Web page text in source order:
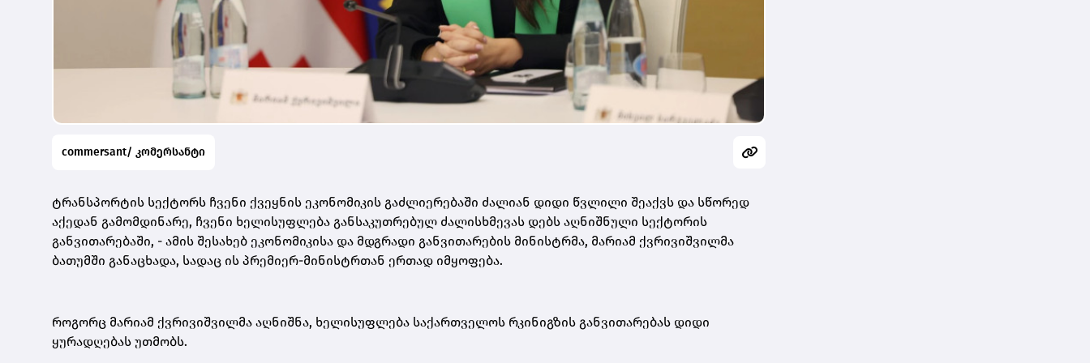
commersant/ კომერსანტი
ტრანსპორტის სექტორს ჩვენი ქვეყნის ეკონომიკის გაძლიერებაში ძალიან დიდი წვლილი შეაქვს და სწორედ
აქედან გამომდინარე, ჩვენი ხელისუფლება განსაკუთრებულ ძალისხმევას დებს აღნიშნული სექტორის
განვითარებაში, - ამის შესახებ ეკონომიკისა და მდგრადი განვითარების მინისტრმა, მარიამ ქვრივიშვილმა
ბათუმში განაცხადა, სადაც ის პრემიერ-მინისტრთან ერთად იმყოფება.
როგორც მარიამ ქვრივიშვილმა აღნიშნა, ხელისუფლება საქართველოს რკინიგზის განვითარებას დიდი
ყურადღებას უთმობს.